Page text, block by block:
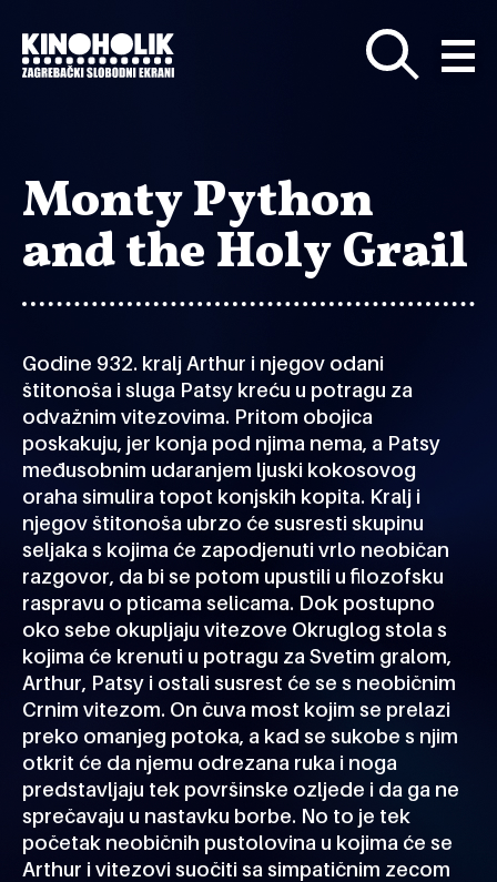
glavni
sadržaj
Monty Python
and the Holy Grail
Godine 932. kralj Arthur i njegov odani
štitonoša i sluga Patsy kreću u potragu za
odvažnim vitezovima. Pritom obojica
poskakuju, jer konja pod njima nema, a Patsy
međusobnim udaranjem ljuski kokosovog
oraha simulira topot konjskih kopita. Kralj i
njegov štitonoša ubrzo će susresti skupinu
seljaka s kojima će zapodjenuti vrlo neobičan
razgovor, da bi se potom upustili u filozofsku
raspravu o pticama selicama. Dok postupno
oko sebe okupljaju vitezove Okruglog stola s
kojima će krenuti u potragu za Svetim gralom,
Arthur, Patsy i ostali susrest će se s neobičnim
Crnim vitezom. On čuva most kojim se prelazi
preko omanjeg potoka, a kad se sukobe s njim
otkrit će da njemu odrezana ruka i noga
predstavljaju tek površinske ozljede i da ga ne
sprečavaju u nastavku borbe. No to je tek
početak neobičnih pustolovina u kojima će se
Arthur i vitezovi suočiti sa simpatičnim zecom